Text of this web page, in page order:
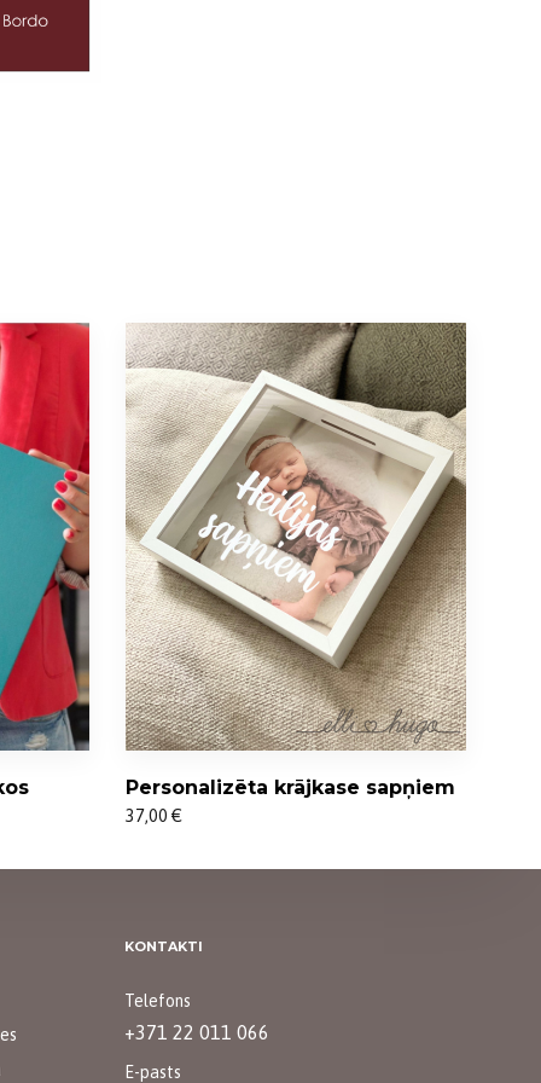
Personalizēta krājkase sapņiem
37,00 €
KONTAKTI
Telefons
+371 22 011 066
E-pasts